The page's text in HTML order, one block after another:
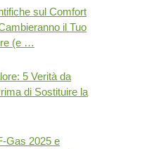
sul Comfort
il Tuo
(e …
5 Verità da
di Sostituire la
Gas 2025 e